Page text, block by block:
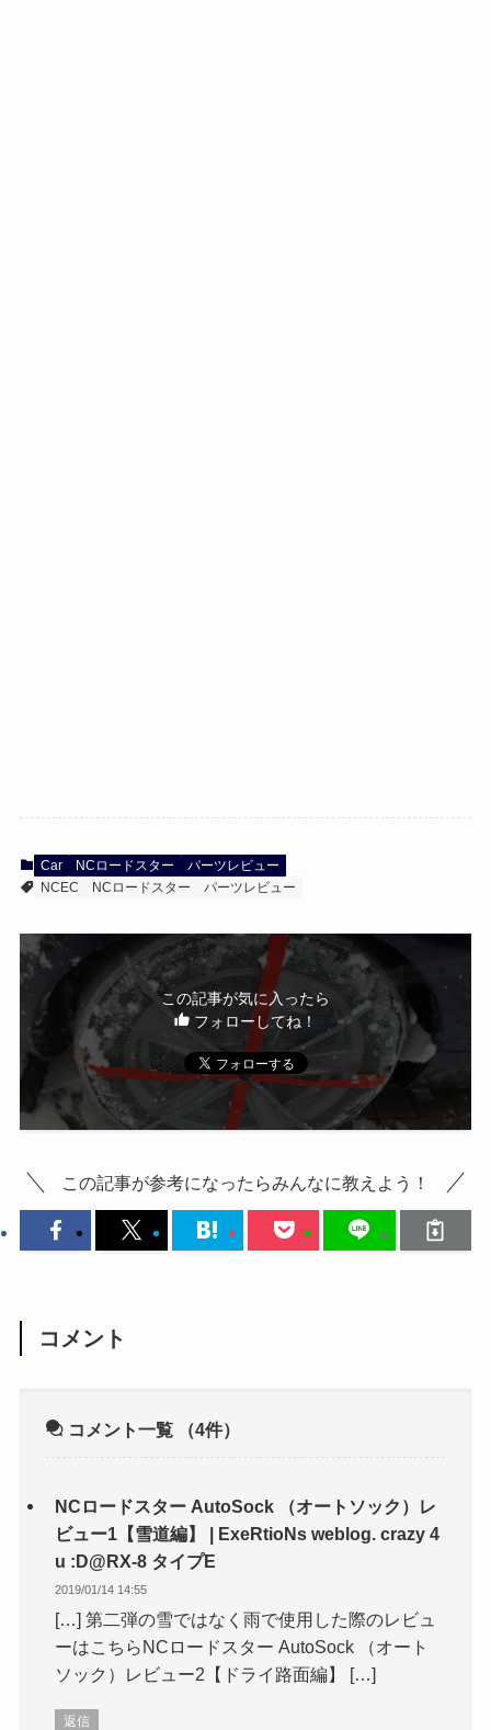
Car NCロードスター
パーツレビュー
NCEC
NCロードスター パーツレビュー
この記事が気に入ったら
フォローしてね！
この記事が参考になったらみんなに教えよう！
コメント
コメント一覧 （4件）
NCロードスター AutoSock （オートソック）レ
ビュー1【雪道編】 | ExeRtioNs weblog. crazy 4
u :D@RX-8 タイプE
2019/01/14 14:55
[…] 第二弾の雪ではなく雨で使用した際のレビュ
ーはこちらNCロードスター AutoSock （オート
ソック）レビュー2【ドライ路面編】 […]
返信